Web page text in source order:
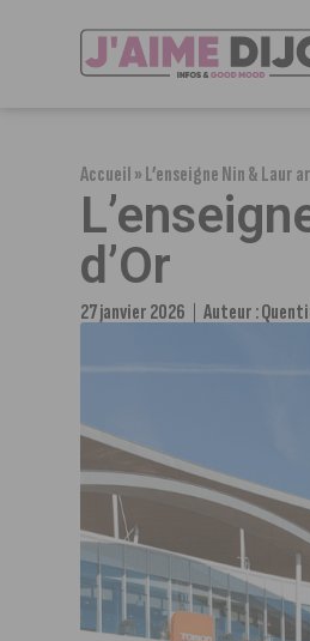
Accueil»L’enseigne Nin & Laur
d’Or
27 janvier 2026 Auteur :